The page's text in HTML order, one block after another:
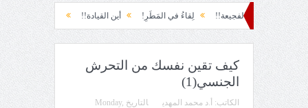
لِقاءُ في المَطَرِ! أين القيادة!! رسائل... لم أرسلها! أيامنا!!
كيف تقين نفسك من التحرش
الجنسي(1)
الكاتب: أ.د محمد المهدي التاريخ Monday,